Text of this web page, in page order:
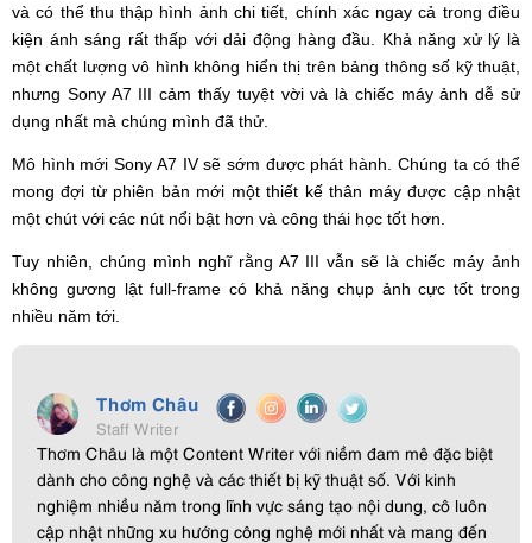
và có thể thu thập hình ảnh chi tiết, chính xác ngay cả trong điều
kiện ánh sáng rất thấp với dải động hàng đầu. Khả năng xử lý là
một chất lượng vô hình không hiển thị trên bảng thông số kỹ thuật,
nhưng Sony A7 III cảm thấy tuyệt vời và là chiếc máy ảnh dễ sử
dụng nhất mà chúng mình đã thử.
Mô hình mới Sony A7 IV sẽ sớm được phát hành. Chúng ta có thể
mong đợi từ phiên bản mới một thiết kế thân máy được cập nhật
một chút với các nút nổi bật hơn và công thái học tốt hơn.
Tuy nhiên, chúng mình nghĩ rằng A7 III vẫn sẽ là chiếc máy ảnh
không gương lật full-frame có khả năng chụp ảnh cực tốt trong
nhiều năm tới.
Thơm Châu
Staff Writer
Thơm Châu là một Content Writer với niềm đam mê đặc biệt
dành cho công nghệ và các thiết bị kỹ thuật số. Với kinh
nghiệm nhiều năm trong lĩnh vực sáng tạo nội dung, cô luôn
cập nhật những xu hướng công nghệ mới nhất và mang đến